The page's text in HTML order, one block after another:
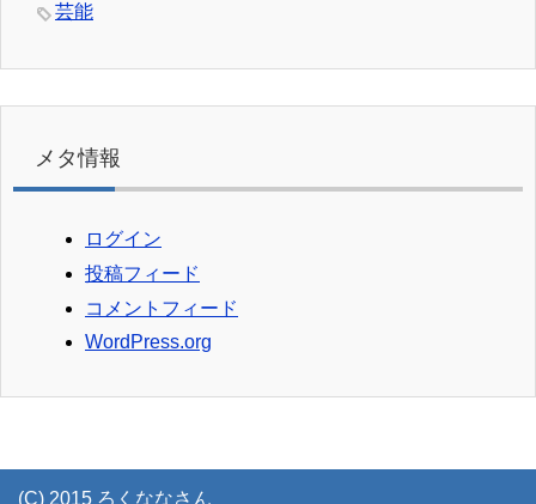
芸能
メタ情報
ログイン
投稿フィード
コメントフィード
WordPress.org
(C) 2015 ろくななさん